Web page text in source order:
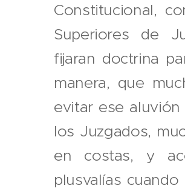
Constitucional,
Superiores de
fijaran doctrina
manera, que
evitar ese
los Juzgados,
en costas, y
plusvalías